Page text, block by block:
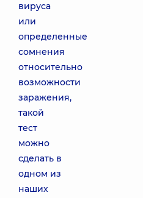
вируса
или
определенные
сомнения
относительно
возможности
заражения,
такой
тест
можно
сделать в
одном из
наших